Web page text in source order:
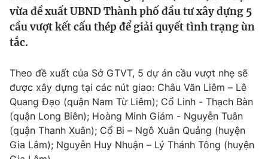
Thế giới
Tin tức
Thế giới đó đây
Câu chuyện quốc tế
Tài chính
Thị trường
Góc doanh nghiệp
Dữ liệu và đời sống
Truyền hình
Phim VTV
Giải trí
vừa đề xuất UBND Thành phố đầu tư xây dựng 5
cầu vượt kết cấu thép để giải quyết tình trạng ùn
tắc.
Theo đề xuất của Sở GTVT, 5 dự án cầu vượt nhẹ sẽ
được xây dựng tại các nút giao: Châu Văn Liêm – Lê
Quang Đạo (quận Nam Từ Liêm); Cổ Linh - Thạch Bàn
(quận Long Biên); Hoàng Minh Giám - Nguyễn Tuân
(quận Thanh Xuân); Cổ Bi – Ngô Xuân Quảng (huyện
Gia Lâm); Nguyễn Huy Nhuận – Lý Thánh Tông (huyện